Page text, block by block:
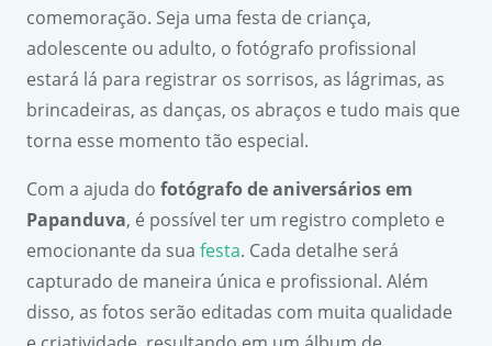
comemoração. Seja uma festa de criança,
adolescente ou adulto, o fotógrafo profissional
estará lá para registrar os sorrisos, as lágrimas, as
brincadeiras, as danças, os abraços e tudo mais que
torna esse momento tão especial.
Com a ajuda do fotógrafo de aniversários em
Papanduva, é possível ter um registro completo e
emocionante da sua festa. Cada detalhe será
capturado de maneira única e profissional. Além
disso, as fotos serão editadas com muita qualidade